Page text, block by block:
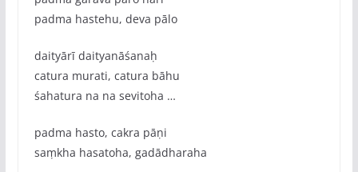
padma hastehu, deva pālo
daityārī daityanāśanaḥ
catura murati, catura bāhu
śahatura na na sevitoha …
padma hasto, cakra pāṇi
saṃkha hasatoha, gadādharaha